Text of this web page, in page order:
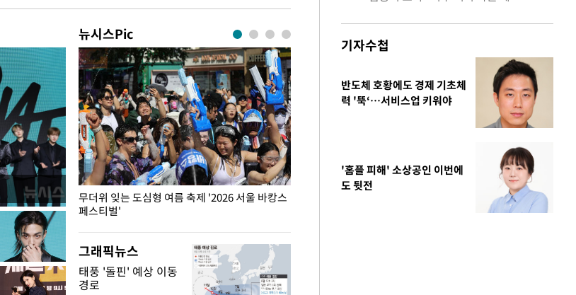
뉴시스Pic
무더위 잊는 도심형 여름 축제 '2026 서울 바캉스
페스티벌'
이번주 국회에
그래픽뉴스
태풍 '돌핀' 예상 이동
경로
기자수첩
반도체 호황에도 경제 기초체
력 '뚝‘…서비스업 키워야
'홈플 피해' 소상공인 이번에
도 뒷전